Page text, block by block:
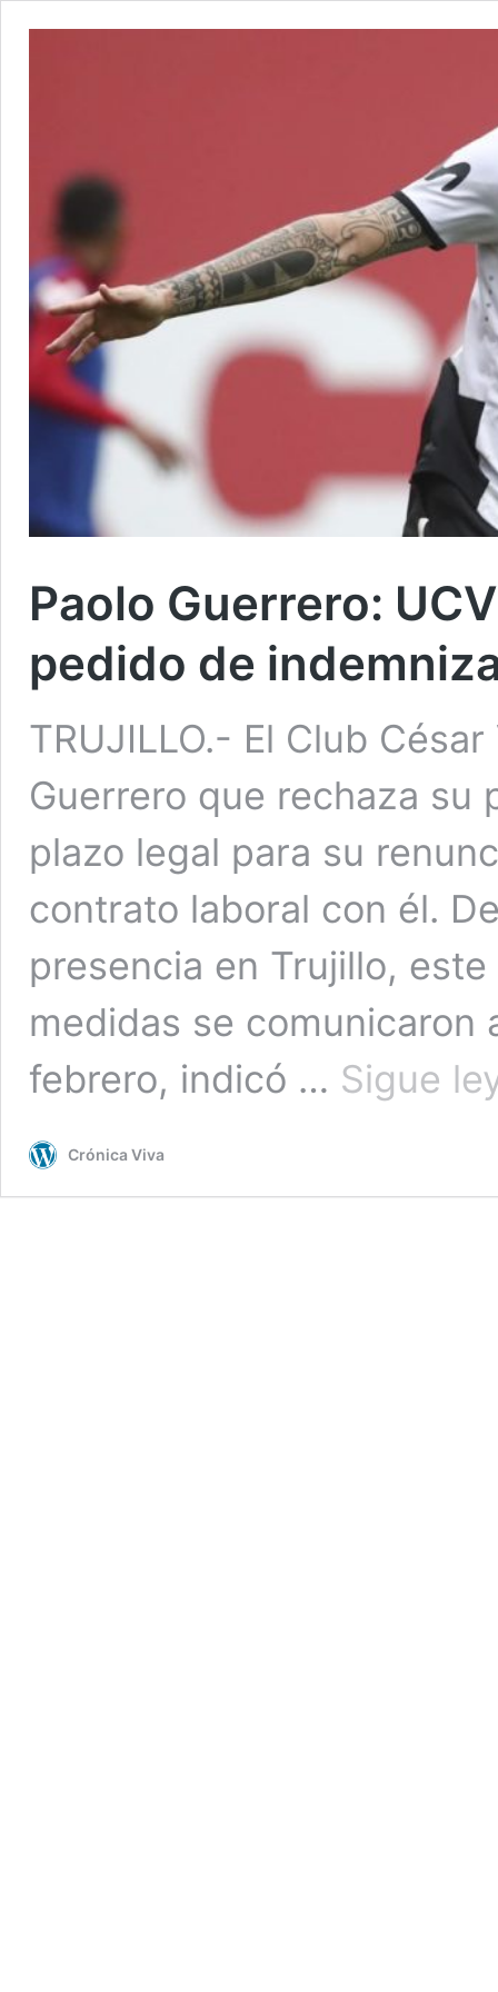
Paolo Guerrero:
pedido de
TRUJILLO.- El Club
Guerrero que rechaza su
plazo legal para su
contrato laboral con él.
presencia en Trujillo,
medidas se comunicaron
febrero, indicó … Sigue
Crónica Viva